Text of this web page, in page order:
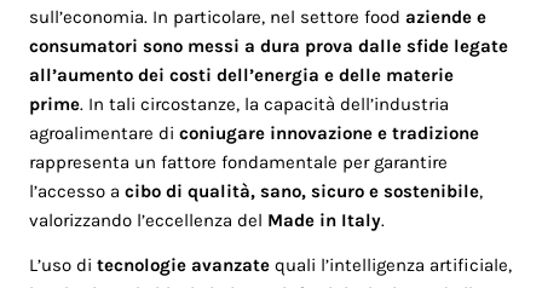
sull’economia. In particolare, nel settore foodaziende e
consumatori sono messi a dura prova dalle sfide legate
all’aumento dei costi dell’energia e delle materie
prime. In tali circostanze, la capacità dell’industria
agroalimentare diconiugare innovazione e tradizione
rappresenta un fattore fondamentale per garantire
l’accesso acibo di qualità, sano, sicuro e sostenibile,
valorizzando l’eccellenza del Made in Italy.
L’uso ditecnologie avanzate quali l’intelligenza artificiale,